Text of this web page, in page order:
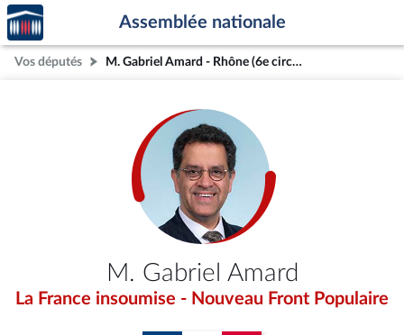
Aller au contenu
Aller en bas de la page
Accèder
à la
page
d'accueil
Assemblée nationale
Vos députés M. Gabriel Amard - Rhône (6e circonscription)
M. Gabriel Amard
La France insoumise - Nouveau Front Populaire